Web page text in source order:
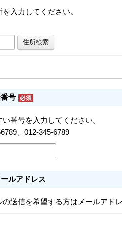
入力してください。
号
番号を入力してください。
、012-345-6789
ールアドレス
の送信を希望する方はメールアド